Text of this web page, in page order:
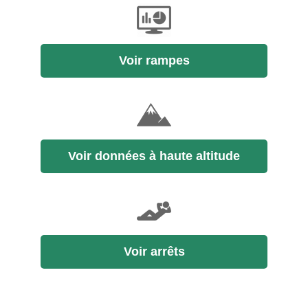
Voir rampes
Voir données à haute altitude
Voir arrêts